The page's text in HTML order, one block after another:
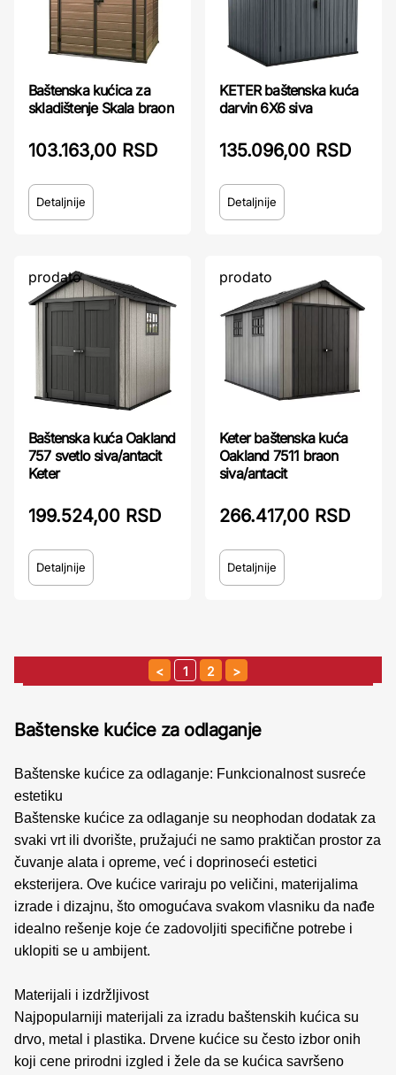
Baštenska kućica za
skladištenje Skala braon
103.163,00 RSD
Detaljnije
KETER baštenska kuća
darvin 6X6 siva
135.096,00 RSD
Detaljnije
prodato
Baštenska kuća Oakland
757 svetlo siva/antacit
Keter
199.524,00 RSD
Detaljnije
prodato
Keter baštenska kuća
Oakland 7511 braon
siva/antacit
266.417,00 RSD
Detaljnije
1 2
Baštenske kućice za odlaganje
Baštenske kućice za odlaganje: Funkcionalnost susreće
estetiku
Baštenske kućice za odlaganje su neophodan dodatak za
svaki vrt ili dvorište, pružajući ne samo praktičan prostor za
čuvanje alata i opreme, već i doprinoseći estetici
eksterijera. Ove kućice variraju po veličini, materijalima
izrade i dizajnu, što omogućava svakom vlasniku da nađe
idealno rešenje koje će zadovoljiti specifične potrebe i
uklopiti se u ambijent.
Materijali i izdržljivost
Najpopularniji materijali za izradu baštenskih kućica su
drvo, metal i plastika. Drvene kućice su često izbor onih
koji cene prirodni izgled i žele da se kućica savršeno